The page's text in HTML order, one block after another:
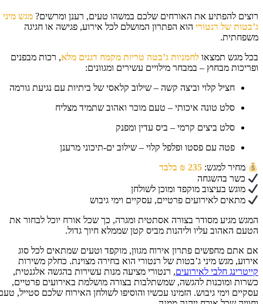
להפתיע את האורחים שלכם במשהו טעים, רענן ומרשים?מגש מיני
של רנטוריהוא הפתרון המושלם לכל אירוע, פגישה או חגיגה
מגש תמצאולחמניות ג’בטה טריות מקמח דגנים מלא, רכות מבפנים
מבחוץ – במבחר מילויים עשירים ומגוונים:
חציל קלוי וביצה קשה – שילוב קלאסי של ביתיות עם נגיעת גורמה
סלט טונה איכותי – טעם מוכר ואהוב שתמיד מצליח
סלט ביצים קרמי – ביס עדין ומפנק
פטה עם פסטו ופלפל קלוי – שילוב ים-תיכוני מרענן
מחיר למגש:235 ₪ בלבד
כשר בהשגחה
מוגש בעיצוב מוקפד ומוכן לשולחן
מתאים לאירועים פרטיים, עסקיים וימי גיבוש
מגיע מסודר בצורה אסתטית ומגרה, כך שכל אורח יוכל לבחור את
האהוב עליו וליהנות מביס קטן שממלא חיוך גדול.
אתם מחפשים פתרון אירוח מגוון, מוקפד וטעים שמתאים לכל סוג
מגש מיני ג’בטות של רנטורי הוא בחירה מצוינת. כחלק משירות
חלבי לאירועים, רנטורי מציעה מנות עשירות בהגשה אלגנטית,
ומוכנות להגשה, שמשתלבות בצורה מושלמת באירועים פרטיים,
וימי גיבוש. הזמינו עכשיו והוסיפו לשולחן האירוח שלכם סטייל, טעם